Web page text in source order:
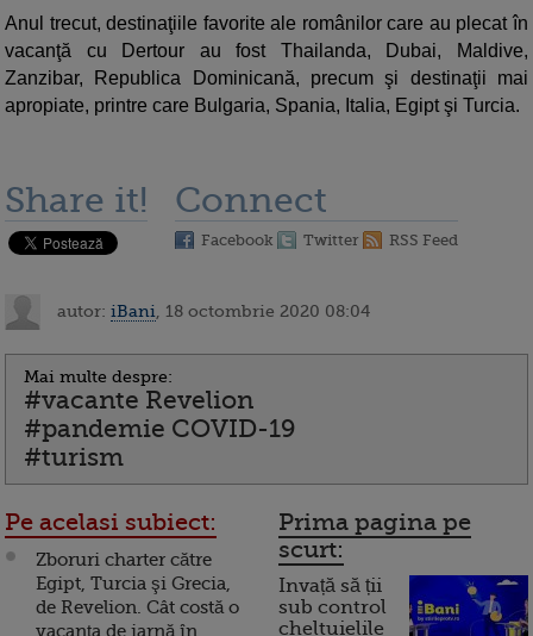
Anul trecut, destinaţiile favorite ale românilor care au plecat în
vacanţă cu Dertour au fost Thailanda, Dubai, Maldive,
Zanzibar, Republica Dominicană, precum şi destinaţii mai
apropiate, printre care Bulgaria, Spania, Italia, Egipt şi Turcia.
Share it! Connect
Facebook Twitter RSS Feed
autor: iBani , 18 octombrie 2020 08:04
Mai multe despre:
#vacante Revelion
#pandemie COVID-19
#turism
Pe acelasi subiect:
Zboruri charter către
Egipt, Turcia şi Grecia,
de Revelion. Cât costă o
vacanţa de iarnă în
Prima pagina pe
scurt:
Invață să ții
sub control
cheltuielile